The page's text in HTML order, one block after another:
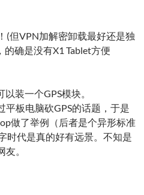
(但VPN加解密卸载最好还是独
确是没有X1 Tablet方便
装一个GPS模块。
板电脑砍GPS的话题，于是
做了举例（后者是个异形标准
时代是真的好有远景。不知是
。